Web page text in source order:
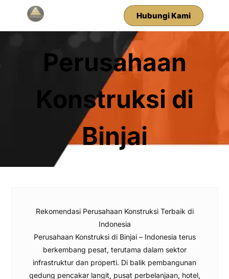
Hubungi Kami
Perusahaan
Konstruksi di
Binjai
Rekomendasi Perusahaan Konstruksi Terbaik di
Indonesia
Perusahaan Konstruksi di Binjai – Indonesia terus
berkembang pesat, terutama dalam sektor
infrastruktur dan properti. Di balik pembangunan
gedung pencakar langit, pusat perbelanjaan, hotel,